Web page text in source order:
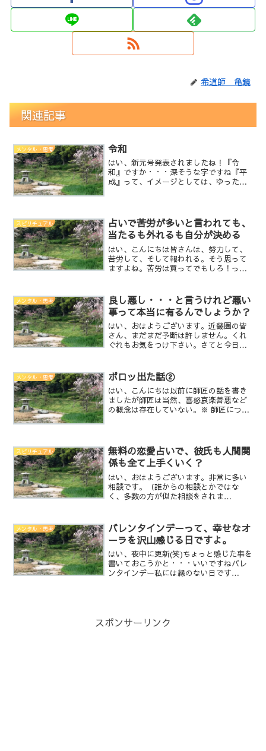
希道師 亀鏡
関連記事
メンタル・思考 令和
はい、新元号発表されましたね！『令
和』ですか・・・深そうな字ですね『平
成』って、イメージとしては、ゆったり
イメージがあります。良いと...
スピリチュアル
占いで苦労が多いと言われても、
当たるも外れるも自分が決める
はい、こんにちは皆さんは、努力して、
苦労して、そして報われる。そう思って
ますよね。苦労は買ってでもしろ！って
めだと、教わって来ましたよね。で、そ
れが出来ないと駄目だと、...
メンタル・思考
良し悪し・・・と言うけれど悪い
事って本当に有るんでしょうか？
はい、おはようございます。近畿圏の皆
さん、まだまだ予断は許しません。くれ
ぐれもお気をつけ下さい。さてと今日
い結果で悪い方角や悪い色、良い方角や
良い色などの結果が書かれて...
メンタル・思考 ポロッ出た話②
はい、こんにちは以前に師匠の話を書き
ましたが師匠は当然、喜怒哀楽善悪など
の概念は存在していない。※ 師匠につい
組で最後の晩餐の絵につい...
スピリチュアル
無料の恋愛占いで、彼氏も人間関
係も全て上手くいく？
はい、おはようございます。非常に多い
相談です。（誰からの相談とかではな
く、多数の方が似た相談をされま
る。・どこの会社に行っても、何故か孤
立する。・見た目がカッコいい人じゃ
な...
メンタル・思考
バレンタインデーって、幸せなオ
ーラを沢山感じる日ですよ。
はい、夜中に更新(笑)ちょっと感じた事を
書いておこうかと・・・いいですねバレ
ンタインデー私には縁のない日です
スポンサーリンク